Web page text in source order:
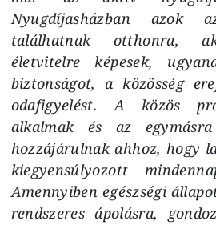
Nyugdíjasházban azok
találhatnak otthonra,
életvitelre képesek,
biztonságot, a közösség
odafigyelést. A közös
alkalmak és az
hozzájárulnak ahhoz, hogy
kiegyensúlyozott
Amennyiben egészségi
rendszeres ápolásra,